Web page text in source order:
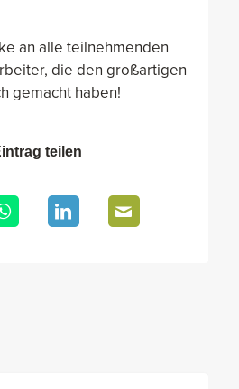
an alle teilnehmenden
die den großartigen
gemacht haben!
teilen